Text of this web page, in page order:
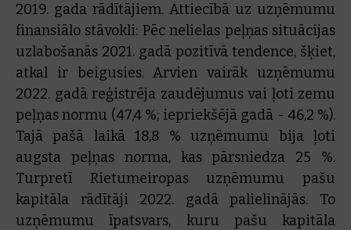
2019. gada rādītājiem. Attiecībā uz uzņēmumu
finansiālo stāvokli: Pēc nelielas peļņas situācijas
uzlabošanās 2021. gadā pozitīvā tendence, šķiet,
atkal ir beigusies. Arvien vairāk uzņēmumu
2022. gadā reģistrēja zaudējumus vai ļoti zemu
peļņas normu (47,4 %; iepriekšējā gadā - 46,2 %).
Tajā pašā laikā 18,8 % uzņēmumu bija ļoti
augsta peļņas norma, kas pārsniedza 25 %.
Turpretī Rietumeiropas uzņēmumu pašu
kapitāla rādītāji 2022. gadā palielinājās. To
uzņēmumu īpatsvars, kuru pašu kapitāla